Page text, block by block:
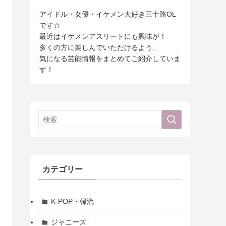
アイドル・女優・イケメン大好き三十路OL
です☆
最近はイケメンアスリートにも興味が！
多くの方に楽しんでいただけるよう、
気になる芸能情報をまとめてご紹介していま
す！
カテゴリー
K-POP・韓流
ジャニーズ